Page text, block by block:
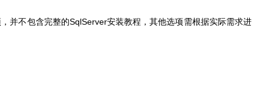
并不包含完整的SqlServer安装教程，其他选项需根据实际需求进